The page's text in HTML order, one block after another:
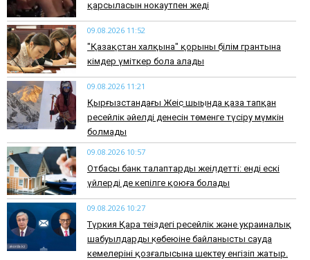
қарсыласын нокаутпен жеңді
09.08.2026 11:52
"Қазақстан халқына" қорының білім грантына
кімдер үміткер бола алады
09.08.2026 11:21
Қырғызстандағы Жеңіс шыңында қаза тапқан
ресейлік әйелдің денесін төменге түсіру мүмкін
болмады
09.08.2026 10:57
Отбасы банк талаптарды жеңілдетті: енді ескі
үйлерді де кепілге қоюға болады
09.08.2026 10:27
Түркия Қара теңіздегі ресейлік және украиналық
шабуылдардың көбеюіне байланысты сауда
кемелерінің қозғалысына шектеу енгізіп жатыр.